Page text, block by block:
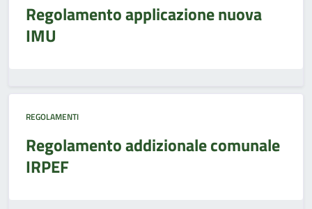
Regolamento applicazione nuova
IMU
REGOLAMENTI
Regolamento addizionale comunale
IRPEF